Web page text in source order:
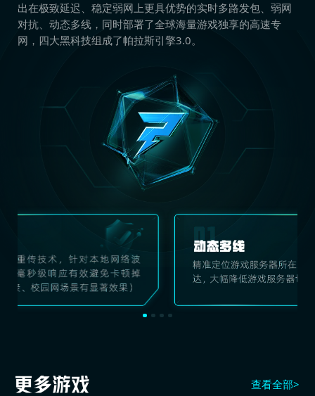
出在极致延迟、稳定弱网上更具优势的实时多路发包、弱网
对抗、动态多线，同时部署了全球海量游戏独享的高速专
网，四大黑科技组成了帕拉斯引擎3.0。
查看全部>